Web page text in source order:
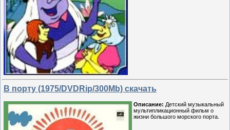
В порту (1975/DVDRip/300Mb) скачать
Описание: Детский музыкальный
мультипликационный фильм о
жизни большого морского порта.